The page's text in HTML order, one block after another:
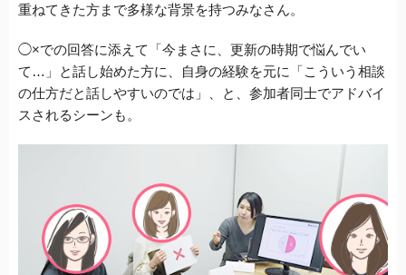
重ねてきた方まで多様な背景を持つみなさん。
◯×での回答に添えて「今まさに、更新の時期で悩んでい
て…」と話し始めた方に、自身の経験を元に「こういう相談
の仕方だと話しやすいのでは」、と、参加者同士でアドバイ
スされるシーンも。